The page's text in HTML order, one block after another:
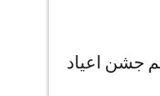
جشن اعیاد